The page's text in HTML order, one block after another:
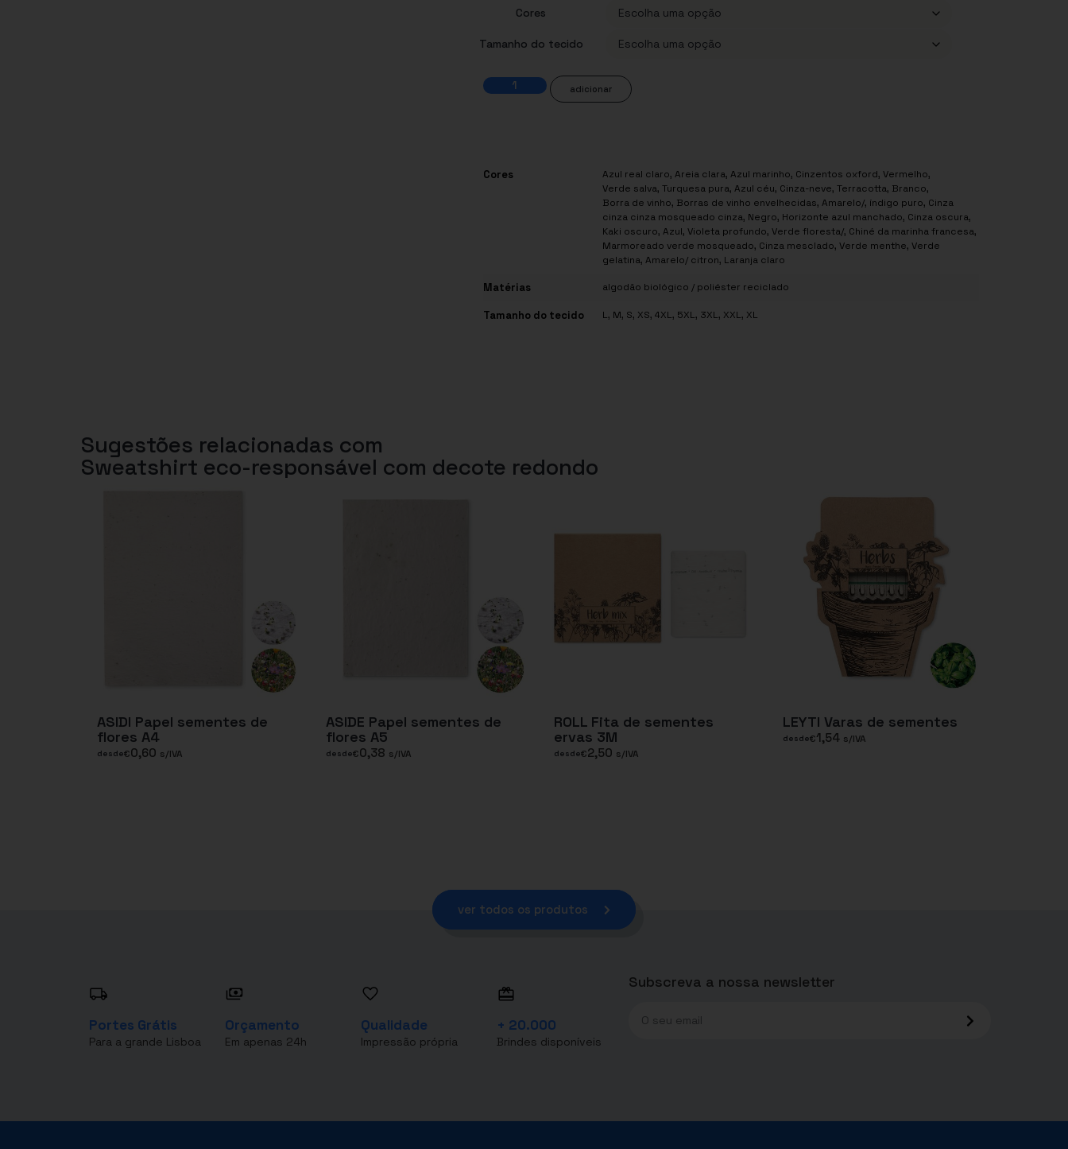
Cores
Tamanho do tecido
adicionar
Cores
Azul real claro, Areia clara, Azul marinho, Cinzentos oxford, Vermelho,
Verde salva, Turquesa pura, Azul céu, Cinza-neve, Terracotta, Branco,
Borra de vinho, Borras de vinho envelhecidas, Amarelo/, índigo puro, Cinza
cinza cinza mosqueado cinza, Negro, Horizonte azul manchado, Cinza oscura,
Kaki oscuro, Azul, Violeta profundo, Verde floresta/, Chiné da marinha francesa,
Marmoreado verde mosqueado, Cinza mesclado, Verde menthe, Verde
gelatina, Amarelo/ citron, Laranja claro
Matérias algodão biológico / poliéster reciclado
Tamanho do tecido L, M, S, XS, 4XL, 5XL, 3XL, XXL, XL
Sugestões relacionadas com
Sweatshirt eco-responsável com decote redondo
ASIDI Papel sementes de
flores A4
desde€0,60 s/IVA
ASIDE Papel sementes de
flores A5
desde€0,38 s/IVA
ROLL Fita de sementes
ervas 3M
desde€2,50 s/IVA
LEYTI Varas de sementes
desde€1,54 s/IVA
ver todos os produtos
Portes Grátis
Para a grande Lisboa
Orçamento
Em apenas 24h
Qualidade
Impressão própria
+ 20.000
Brindes disponíveis
Subscreva a nossa newsletter